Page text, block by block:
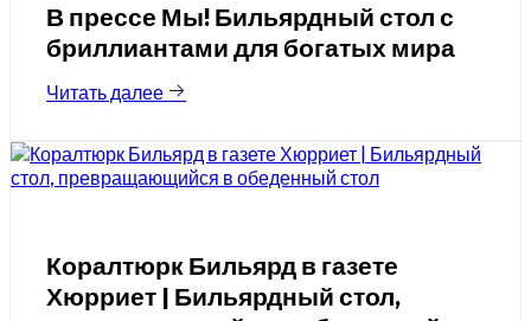
В прессе Мы! Бильярдный стол с
бриллиантами для богатых мира
Читать далее
Коралтюрк Бильярд в газете
Хюрриет | Бильярдный стол,